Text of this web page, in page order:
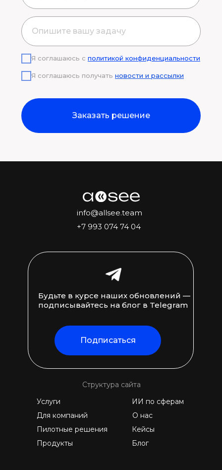
Я соглашаюсь с политикой конфиденциальности
Я соглашаюсь получать новости и рассылки
Заказать решение
+7 993 074 74 04
Подписаться
Будьте в курсе наших обновлений —
подписывайтесь на блог в Telegram
Блог
Продукты
Для компаний
ИИ по сферам
Пилотные решения
Услуги
Кейсы
О нас
Структура сайта
info@allsee.team